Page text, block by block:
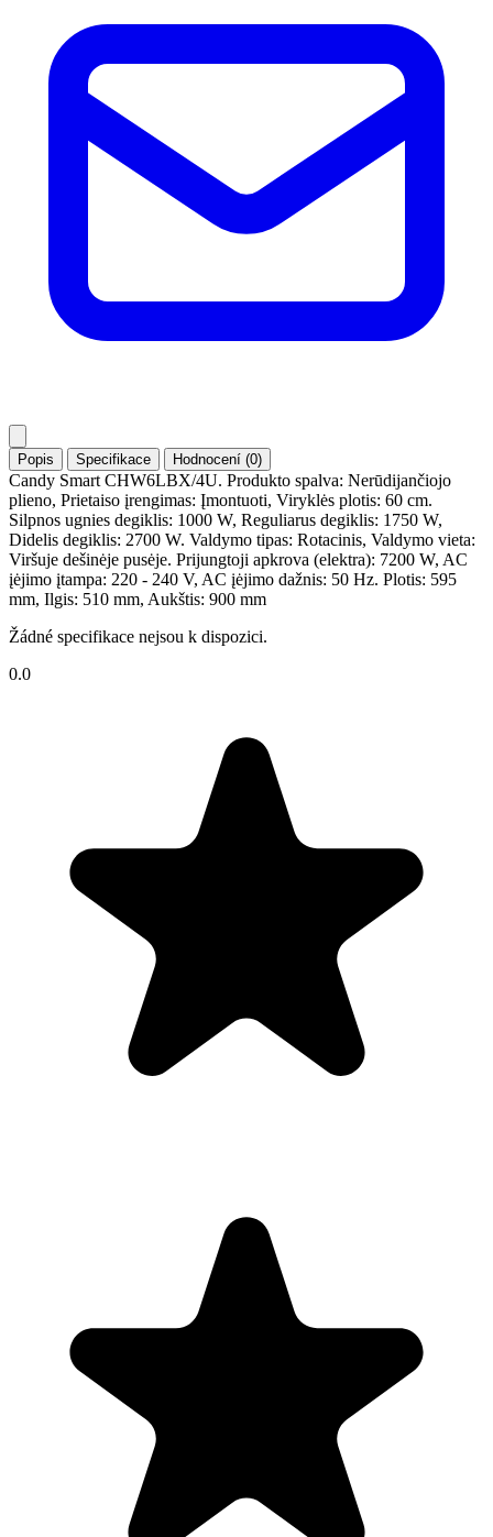
Popis Specifikace Hodnocení (0)
Candy Smart CHW6LBX/4U. Produkto spalva: Nerūdijančiojo
plieno, Prietaiso įrengimas: Įmontuoti, Viryklės plotis: 60 cm.
Silpnos ugnies degiklis: 1000 W, Reguliarus degiklis: 1750 W,
Didelis degiklis: 2700 W. Valdymo tipas: Rotacinis, Valdymo vieta:
Viršuje dešinėje pusėje. Prijungtoji apkrova (elektra): 7200 W, AC
įėjimo įtampa: 220 - 240 V, AC įėjimo dažnis: 50 Hz. Plotis: 595
mm, Ilgis: 510 mm, Aukštis: 900 mm
Žádné specifikace nejsou k dispozici.
0.0